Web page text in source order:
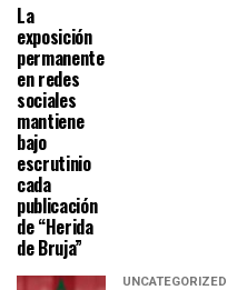
La
exposición
permanente
en redes
sociales
mantiene
bajo
escrutinio
cada
publicación
de “Herida
de Bruja”
UNCATEGORIZED